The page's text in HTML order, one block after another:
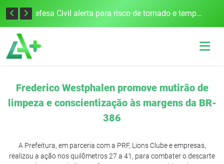
Justiça Eleitoral intensifica preparativos e faz alertas para as Eleições 2026 na 94ª Zona Eleitoral Defesa Civil alerta para risco de tornado e tempestades severas no RS entre esta quinta e sexta-feira
Frederico Westphalen promove mutirão de
limpeza e conscientização às margens da BR-
386
A Prefeitura, em parceria com a PRF, Lions Clube e empresas,
realizou a ação nos quilômetros 27 a 41, para combater o descarte